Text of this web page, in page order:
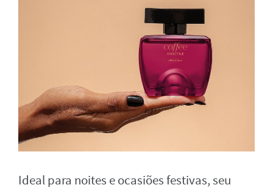
Ideal para noites e ocasiões festivas, seu